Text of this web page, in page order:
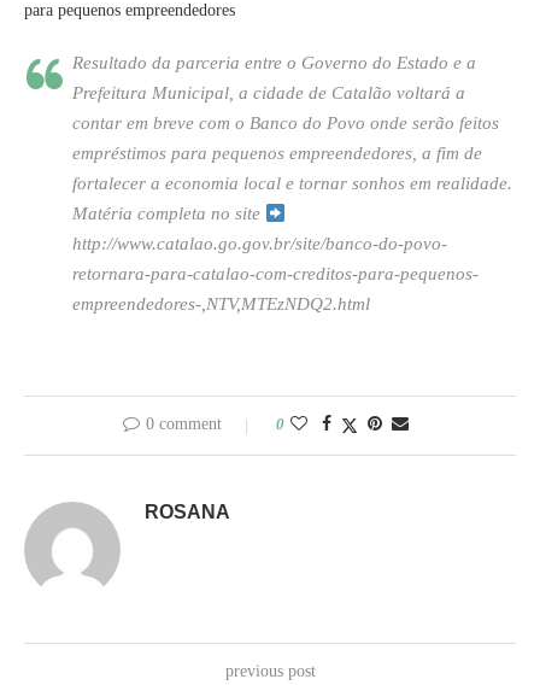
para pequenos empreendedores
Resultado da parceria entre o Governo do Estado e a
Prefeitura Municipal, a cidade de Catalão voltará a
contar em breve com o Banco do Povo onde serão feitos
empréstimos para pequenos empreendedores, a fim de
fortalecer a economia local e tornar sonhos em realidade.
Matéria completa no site
http://www.catalao.go.gov.br/site/banco-do-povo-
retornara-para-catalao-com-creditos-para-pequenos-
empreendedores-,NTV,MTEzNDQ2.html
0 comment 0
ROSANA
previous post